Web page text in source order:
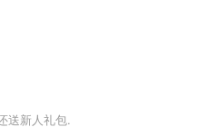
送新人礼包.